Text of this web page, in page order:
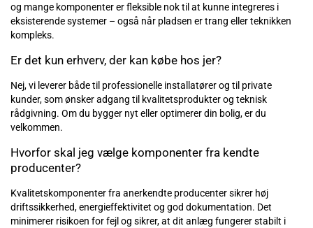
og mange komponenter er fleksible nok til at kunne integreres i
eksisterende systemer – også når pladsen er trang eller teknikken
kompleks.
Er det kun erhverv, der kan købe hos jer?
Nej, vi leverer både til professionelle installatører og til private
kunder, som ønsker adgang til kvalitetsprodukter og teknisk
rådgivning. Om du bygger nyt eller optimerer din bolig, er du
velkommen.
Hvorfor skal jeg vælge komponenter fra kendte
producenter?
Kvalitetskomponenter fra anerkendte producenter sikrer høj
driftssikkerhed, energieffektivitet og god dokumentation. Det
minimerer risikoen for fejl og sikrer, at dit anlæg fungerer stabilt i